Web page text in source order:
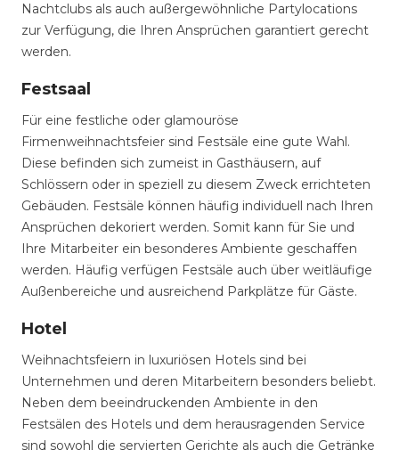
Nachtclubs als auch außergewöhnliche Partylocations
zur Verfügung, die Ihren Ansprüchen garantiert gerecht
werden.
Festsaal
Für eine festliche oder glamouröse
Firmenweihnachtsfeier sind Festsäle eine gute Wahl.
Diese befinden sich zumeist in Gasthäusern, auf
Schlössern oder in speziell zu diesem Zweck errichteten
Gebäuden. Festsäle können häufig individuell nach Ihren
Ansprüchen dekoriert werden. Somit kann für Sie und
Ihre Mitarbeiter ein besonderes Ambiente geschaffen
werden. Häufig verfügen Festsäle auch über weitläufige
Außenbereiche und ausreichend Parkplätze für Gäste.
Hotel
Weihnachtsfeiern in luxuriösen Hotels sind bei
Unternehmen und deren Mitarbeitern besonders beliebt.
Neben dem beeindruckenden Ambiente in den
Festsälen des Hotels und dem herausragenden Service
sind sowohl die servierten Gerichte als auch die Getränke